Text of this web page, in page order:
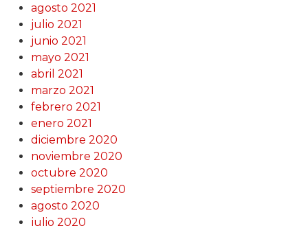
agosto 2021
julio 2021
junio 2021
mayo 2021
abril 2021
marzo 2021
febrero 2021
enero 2021
diciembre 2020
noviembre 2020
octubre 2020
septiembre 2020
agosto 2020
julio 2020